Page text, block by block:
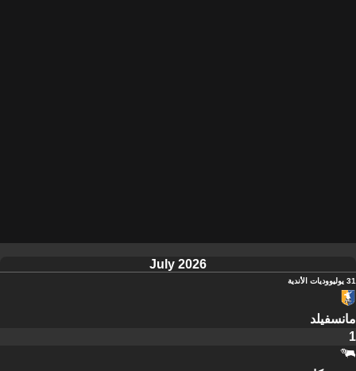
July 2026
31 يوليو وديات الأندية
مانسفيلد
1